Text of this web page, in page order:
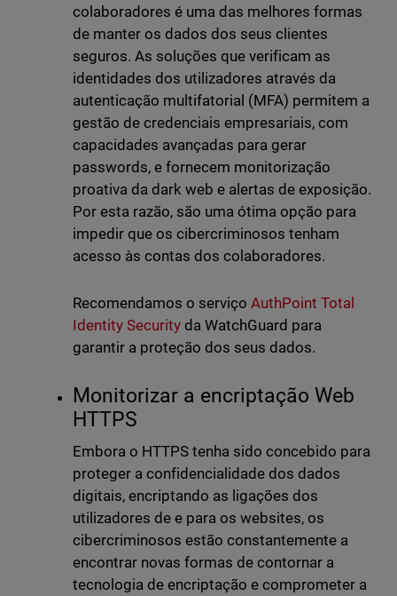
colaboradores é uma das melhores formas
de manter os dados dos seus clientes
seguros. As soluções que verificam as
identidades dos utilizadores através da
autenticação multifatorial (MFA) permitem a
gestão de credenciais empresariais, com
capacidades avançadas para gerar
passwords, e fornecem monitorização
proativa da dark web e alertas de exposição.
Por esta razão, são uma ótima opção para
impedir que os cibercriminosos tenham
acesso às contas dos colaboradores.
Recomendamos o serviço AuthPoint Total
Identity Securityda WatchGuard para
garantir a proteção dos seus dados.
Monitorizar a encriptação Web
HTTPS
Embora o HTTPS tenha sido concebido para
proteger a confidencialidade dos dados
digitais, encriptando as ligações dos
utilizadores de e para os websites, os
cibercriminosos estão constantemente a
encontrar novas formas de contornar a
tecnologia de encriptação e comprometer a